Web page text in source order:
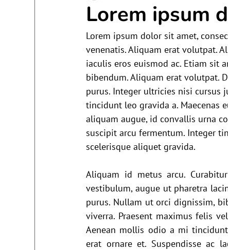
Lorem ipsum
Lorem ipsum dolor sit amet,
venenatis. Aliquam erat volutpat.
iaculis eros euismod ac. Etiam sit
bibendum. Aliquam erat volutpat.
purus. Integer ultricies nisi cursus
tincidunt leo gravida a. Maecenas
aliquam augue, id convallis urna
suscipit arcu fermentum. Integer
scelerisque aliquet gravida.
Aliquam id metus arcu.
vestibulum, augue ut pharetra
purus. Nullam ut orci dignissim,
viverra. Praesent maximus felis
Aenean mollis odio a mi
erat ornare et. Suspendisse ac